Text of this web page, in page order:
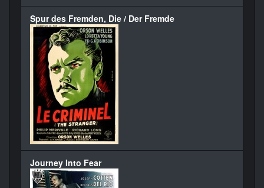
Spur des Fremden, Die / Der Fremde
Journey Into Fear